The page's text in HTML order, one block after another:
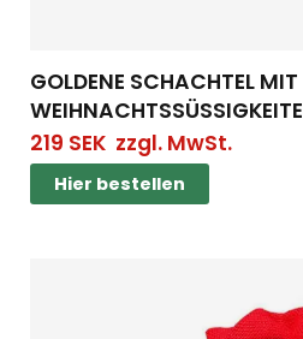
GOLDENE SCHACHTEL MIT
WEIHNACHTSSÜSSIGKEITEN
219 SEKzzgl. MwSt.
Hier bestellen